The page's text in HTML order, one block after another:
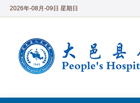
2026年-08月-09日 星期日